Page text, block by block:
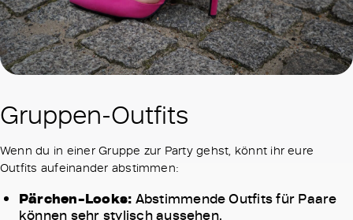
Gruppen-Outfits
Wenn du in einer Gruppe zur Party gehst, könnt ihr eure
Outfits aufeinander abstimmen:
Pärchen-Looks: Abstimmende Outfits für Paare
können sehr stylisch aussehen.